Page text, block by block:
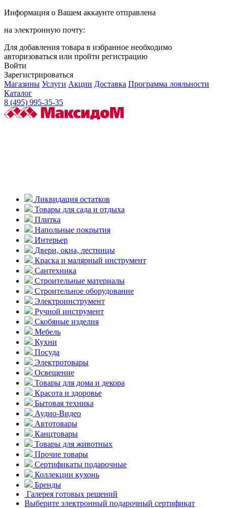
Информация о Вашем аккаунте отправлена
на электронную почту:
Для добавления товара в избранное необходимо
авторизоваться или пройти регистрацию
Войти
Зарегистрироваться
Магазины Услуги Акции Доставка Программа лояльности
Каталог
8 (495) 995-35-35
Ликвидация остатков
Товары для сада и отдыха
Плитка
Напольные покрытия
Интерьер
Двери, окна, лестницы
Краска и малярный инструмент
Сантехника
Строительные материалы
Строительное оборудование
Электроинструмент
Ручной инструмент
Скобяные изделия
Мебель
Кухни
Посуда
Электротовары
Освещение
Товары для дома и декора
Красота и здоровье
Бытовая техника
Аудио-Видео
Автотовары
Канцтовары
Товары для животных
Прочие товары
Сертификаты подарочные
Коллекции кухонь
Бренды
Галерея готовых решений
Выберите электронный подарочный сертификат